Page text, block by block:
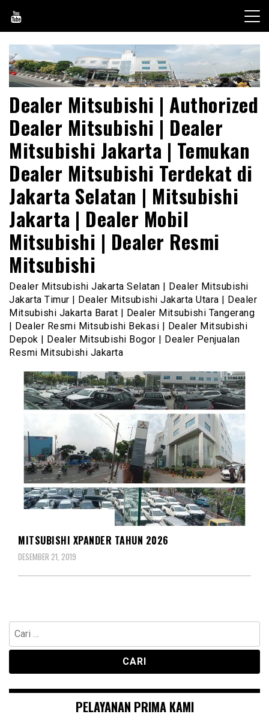
content
Dealer Mitsubishi | Authorized
Dealer Mitsubishi | Dealer
Mitsubishi Jakarta | Temukan
Dealer Mitsubishi Terdekat di
Jakarta Selatan | Mitsubishi
Jakarta | Dealer Mobil
Mitsubishi | Dealer Resmi
Mitsubishi
Dealer Mitsubishi Jakarta Selatan | Dealer Mitsubishi
Jakarta Timur | Dealer Mitsubishi Jakarta Utara | Dealer
Mitsubishi Jakarta Barat | Dealer Mitsubishi Tangerang
| Dealer Resmi Mitsubishi Bekasi | Dealer Mitsubishi
Depok | Dealer Mitsubishi Bogor | Dealer Penjualan
Resmi Mitsubishi Jakarta
MITSUBISHI XPANDER TAHUN 2026
DESEMBER 21, 2019
Cari
untuk:
PELAYANAN PRIMA KAMI